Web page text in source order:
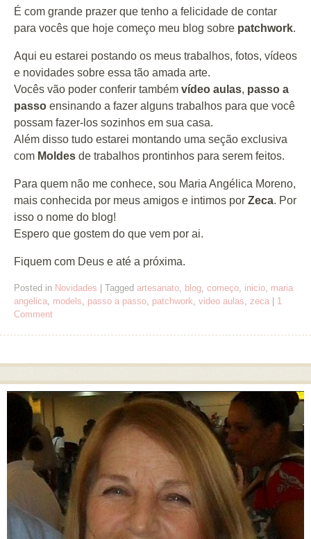
É com grande prazer que tenho a felicidade de contar
para vocês que hoje começo meu blog sobre patchwork.
Aqui eu estarei postando os meus trabalhos, fotos, vídeos
e novidades sobre essa tão amada arte.
Vocês vão poder conferir também vídeo aulas, passo a
passo ensinando a fazer alguns trabalhos para que você
possam fazer-los sozinhos em sua casa.
Além disso tudo estarei montando uma seção exclusiva
com Moldes de trabalhos prontinhos para serem feitos.
Para quem não me conhece, sou Maria Angélica Moreno,
mais conhecida por meus amigos e intimos por Zeca. Por
isso o nome do blog!
Espero que gostem do que vem por ai.
Fiquem com Deus e até a próxima.
Posted in Novidades Tagged artesanato, blog, começo, inicio, maria
angelica, models, passo a passo, patchwork, video aulas, zeca
1
Comment
Post navigation